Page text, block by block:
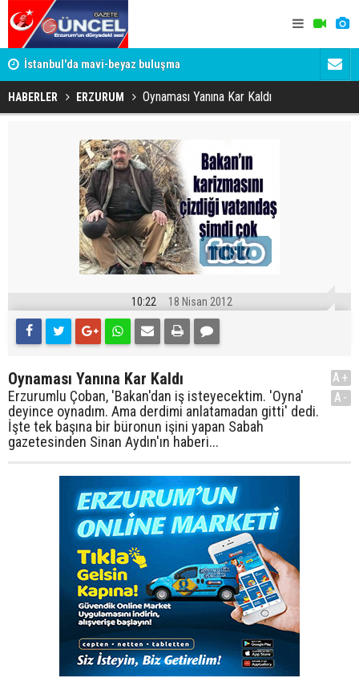
İstanbul'da mavi-beyaz buluşma
HABERLER ERZURUM Oynaması Yanına Kar Kaldı
10:22 18 Nisan 2012
Oynaması Yanına Kar Kaldı
Erzurumlu Çoban, 'Bakan'dan iş isteyecektim. 'Oyna'
deyince oynadım. Ama derdimi anlatamadan gitti' dedi.
İşte tek başına bir büronun işini yapan Sabah
gazetesinden Sinan Aydın'ın haberi...
A+
A-